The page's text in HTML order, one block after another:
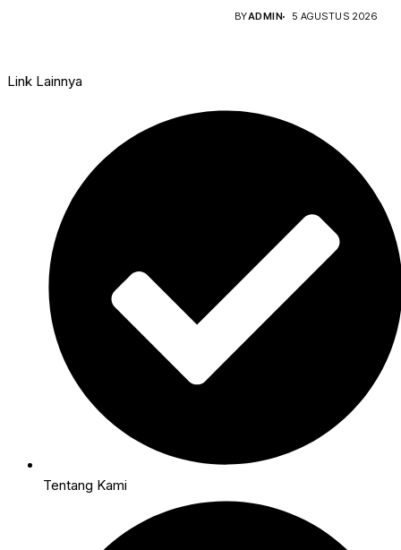
BYADMIN 5 AGUSTUS 2026
Link Lainnya
Tentang Kami